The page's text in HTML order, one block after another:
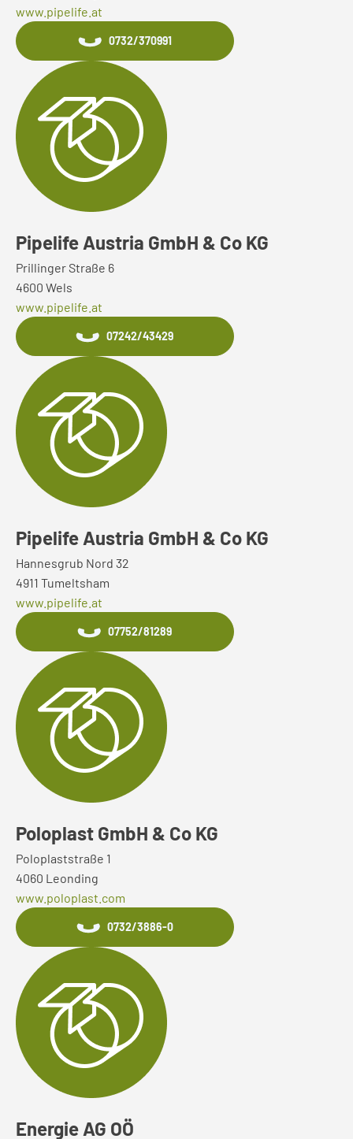
www.pipelife.at
0732/370991
Pipelife Austria GmbH & Co KG
Prillinger Straße 6
4600 Wels
www.pipelife.at
07242/43429
Pipelife Austria GmbH & Co KG
Hannesgrub Nord 32
4911 Tumeltsham
www.pipelife.at
07752/81289
Poloplast GmbH & Co KG
Poloplaststraße 1
4060 Leonding
www.poloplast.com
0732/3886-0
Energie AG OÖ